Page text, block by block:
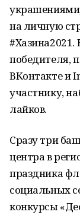
на личную
#Хазина2021.
победителя,
ВКонтакте и
участнику,
лайков.
Сразу три
центра в
праздника
социальных
конкурсы